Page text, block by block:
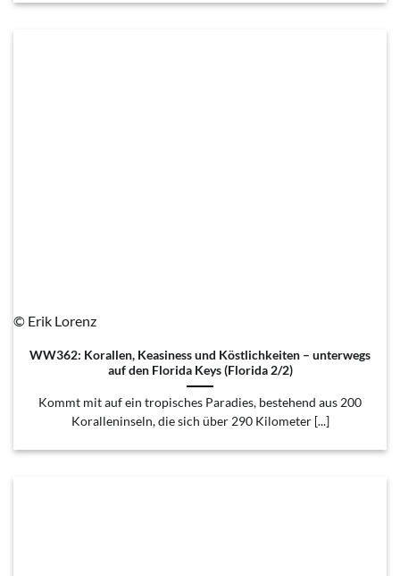
© Erik Lorenz
WW362: Korallen, Keasiness und Köstlichkeiten – unterwegs
auf den Florida Keys (Florida 2/2)
Kommt mit auf ein tropisches Paradies, bestehend aus 200
Koralleninseln, die sich über 290 Kilometer [...]